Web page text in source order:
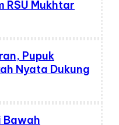
RSU Mukhtar
Pupuk
Nyata Dukung
Bawah